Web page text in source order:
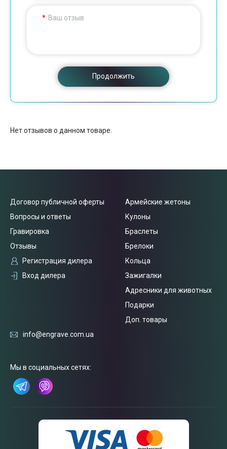
Ваш отзыв
Продолжить
Нет отзывов о данном товаре.
Договор публичной оферты
Вопросы и ответы
Гравировка
Отзывы
Регистрация дилера
Вход дилера
Армейские жетоны
Кулоны
Браслеты
Брелоки
Кольца
Зажигалки
Адресники для животных
Подарки
Доп. товары
info@engrave.com.ua
Мы в социальных сетях:
Связаться